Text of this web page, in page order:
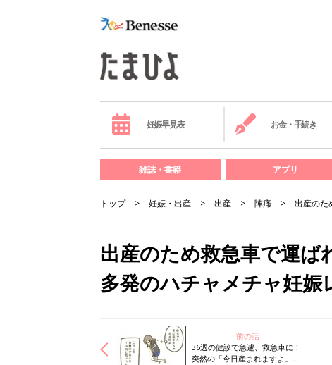
妊娠早見表 お金・手続き
雑誌・書籍 アプリ
トップ 妊娠・出産 出産 陣痛 出産のた
出産のため救急車で運
多発のハチャメチャ妊娠
前の話
36週の健診で急遽、救急車に！
突然の「今日産まれますよ」宣